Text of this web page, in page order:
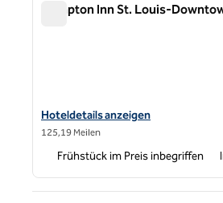
Hampton Inn St. Louis-
Hoteldetails für das Hampton Inn
Hoteldetails anzeigen
125,19 Meilen
Frühstück im Preis inbegriffen